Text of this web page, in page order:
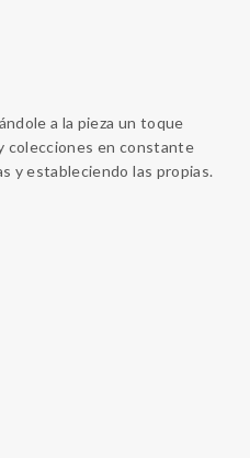
a la pieza un toque
colecciones en constante
y estableciendo las propias.